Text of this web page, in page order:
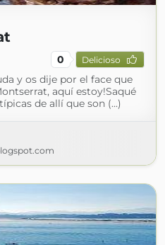
0 Delicioso
y os dije por el face que
aquí estoy!Saqué
de allí que son (...)